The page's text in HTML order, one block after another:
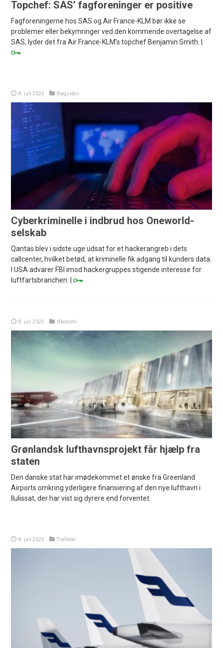
Topchef: SAS’ fagforeninger er positive
Fagforeningerne hos SAS og Air France-KLM bør ikke se
problemer eller bekymringer ved den kommende overtagelse af
SAS, lyder det fra Air France-KLM's topchef Benjamin Smith. |
8. juli 2025 Bagsiden
Cyberkriminelle i indbrud hos Oneworld-
selskab
Qantas blev i sidste uge udsat for et hackerangreb i dets
callcenter, hvilket betød, at kriminelle fik adgang til kunders data.
I USA advarer FBI imod hackergruppes stigende interesse for
luftfartsbranchen. |
8. juli 2025 Økonomi
Grønlandsk lufthavnsprojekt får hjælp fra
staten
Den danske stat har imødekommet et ønske fra Greenland
Airports omkring yderligere finansiering af den nye lufthavn i
Ilulissat, der har vist sig dyrere end forventet.
8. juli 2025 Trafiktal